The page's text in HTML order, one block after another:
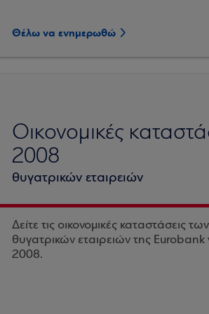
Θέλω να ενημερωθώ
Οικονομικές
2008
θυγατρικών εταιρειών
Δείτε τις οικονομικές καταστάσεις των
θυγατρικών εταιρειών της Eurobank
2008.